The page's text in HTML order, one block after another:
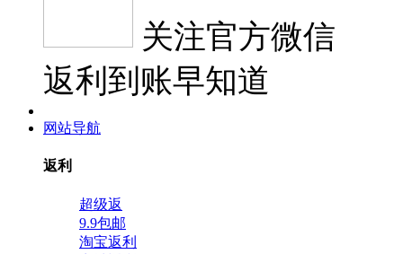
关注官方微信
返利到账早知道
网站导航
返利
超级返
9.9包邮
淘宝返利